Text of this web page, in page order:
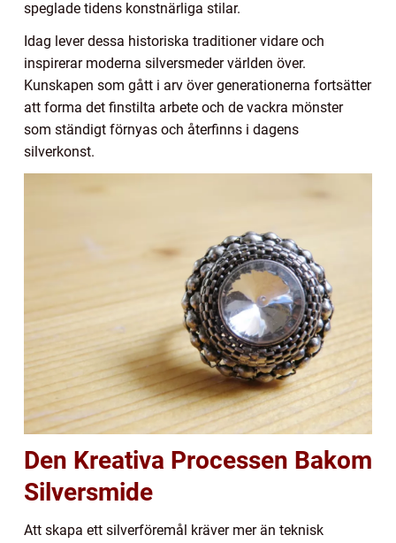
speglade tidens konstnärliga stilar.
Idag lever dessa historiska traditioner vidare och
inspirerar moderna silversmeder världen över.
Kunskapen som gått i arv över generationerna fortsätter
att forma det finstilta arbete och de vackra mönster
som ständigt förnyas och återfinns i dagens
silverkonst.
Den Kreativa Processen Bakom
Silversmide
Att skapa ett silverföremål kräver mer än teknisk